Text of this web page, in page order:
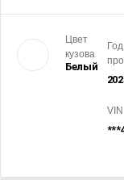
Цвет
кузова
Белый
Год
VIN